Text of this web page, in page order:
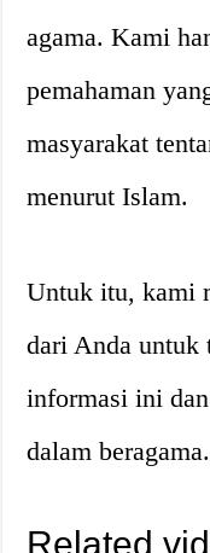
agama. Kami
pemahaman
masyarakat
menurut Islam.
Untuk itu, kami
dari Anda untuk
informasi ini
dalam beragama.
Related